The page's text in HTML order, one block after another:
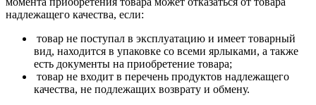
надлежащего качества, если:
товар не поступал в эксплуатацию и имеет товарный
вид, находится в упаковке со всеми ярлыками, а также
есть документы на приобретение товара;
товар не входит в перечень продуктов надлежащего
качества, не подлежащих возврату и обмену.